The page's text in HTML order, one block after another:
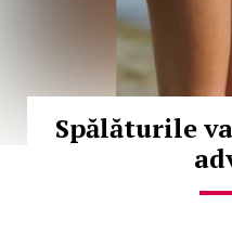
Spălăturile